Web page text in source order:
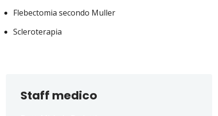
Flebectomia secondo Muller
Scleroterapia
Staff medico